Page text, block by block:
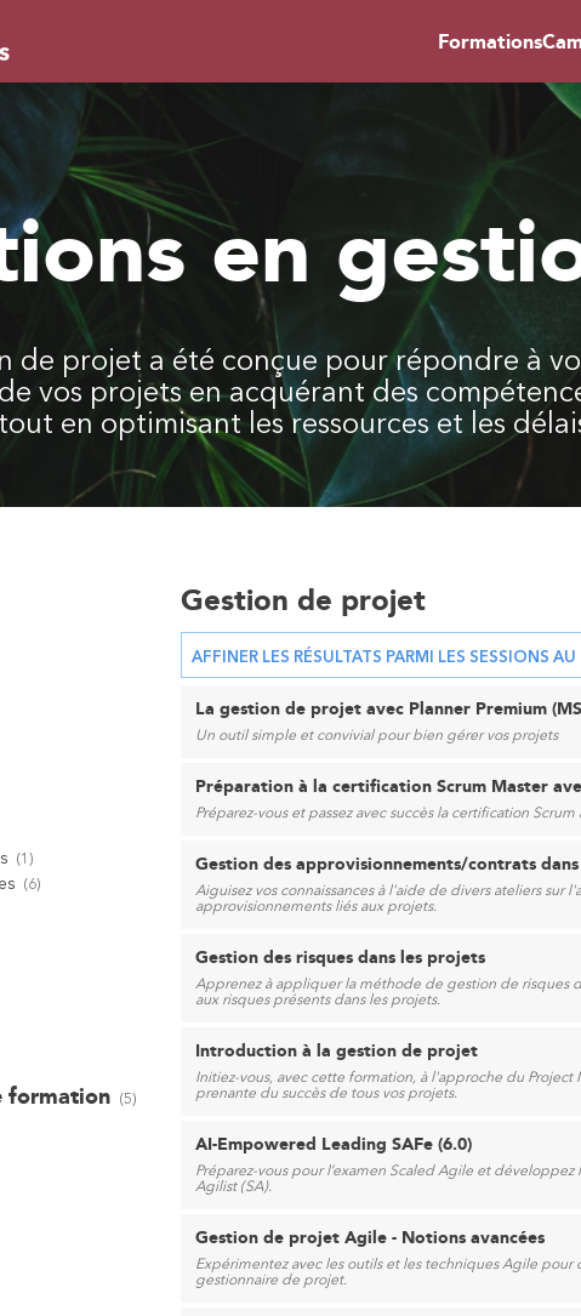
Formations
en
de projet a été conçue pour répondre à
vos projets en acquérant des
en optimisant les ressources et les
(1 )
(6)
formation (5)
Gestion de projet
AFFINER LES RÉSULTATS PARMI LES SESSIONS AU
La gestion de projet avec Planner Premium
Un outil simple et convivial pour bien gérer vos projets
Préparation à la certification Scrum Master
Préparez-vous et passez avec succès la certification Scrum
Gestion des approvisionnements/contrats
Aiguisez vos connaissances à l'aide de divers ateliers
approvisionnements liés aux projets.
Gestion des risques dans les projets
Apprenez à appliquer la méthode de gestion de risques
aux risques présents dans les projets.
Introduction à la gestion de projet
Initiez-vous, avec cette formation, à l'approche du
prenante du succès de tous vos projets.
AI-Empowered Leading SAFe (6.0)
Préparez-vous pour l’examen Scaled Agile et
Agilist (SA).
Gestion de projet Agile - Notions avancées
Expérimentez avec les outils et les techniques Agile
gestionnaire de projet.